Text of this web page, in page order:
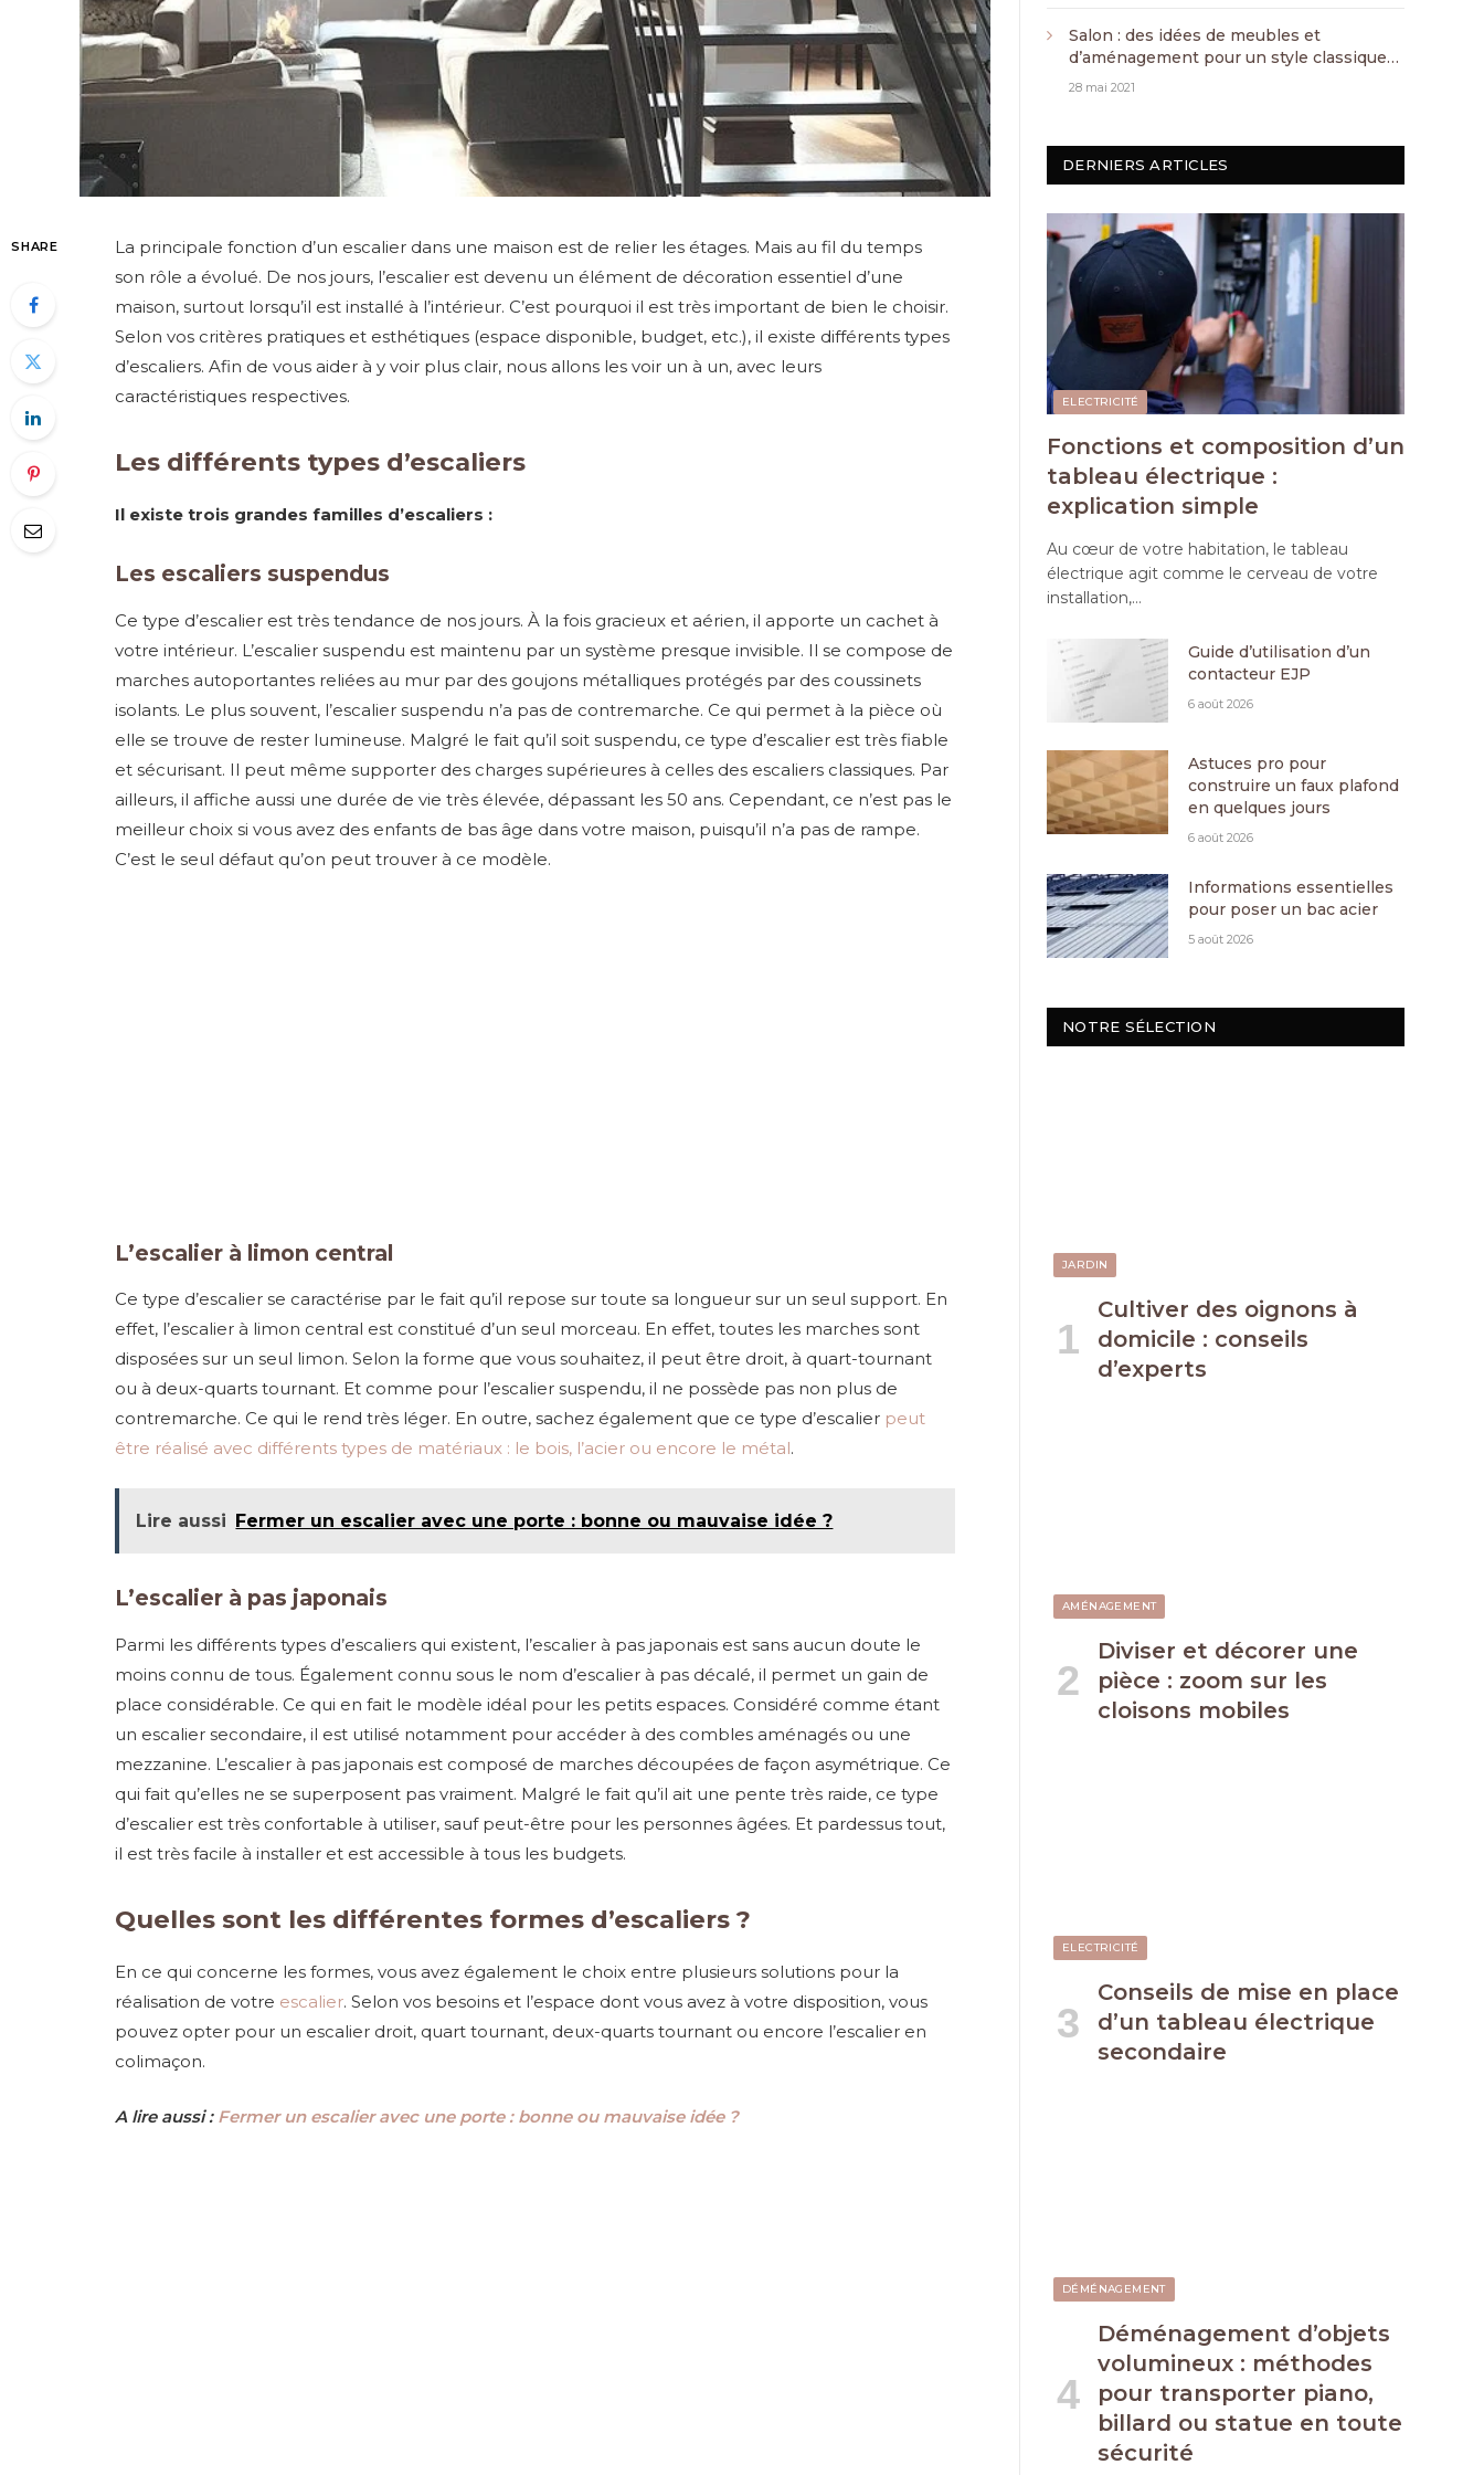
SHARE
La principale fonction d’un escalier dans une maison est de relier les étages. Mais au fil du temps
son rôle a évolué. De nos jours, l’escalier est devenu un élément de décoration essentiel d’une
maison, surtout lorsqu’il est installé à l’intérieur. C’est pourquoi il est très important de bien le choisir.
Selon vos critères pratiques et esthétiques (espace disponible, budget, etc.), il existe différents types
d’escaliers. Afin de vous aider à y voir plus clair, nous allons les voir un à un, avec leurs
caractéristiques respectives.
Les différents types d’escaliers
Il existe trois grandes familles d’escaliers :
Les escaliers suspendus
Ce type d’escalier est très tendance de nos jours. À la fois gracieux et aérien, il apporte un cachet à
votre intérieur. L’escalier suspendu est maintenu par un système presque invisible. Il se compose de
marches autoportantes reliées au mur par des goujons métalliques protégés par des coussinets
isolants. Le plus souvent, l’escalier suspendu n’a pas de contremarche. Ce qui permet à la pièce où
elle se trouve de rester lumineuse. Malgré le fait qu’il soit suspendu, ce type d’escalier est très fiable
et sécurisant. Il peut même supporter des charges supérieures à celles des escaliers classiques. Par
ailleurs, il affiche aussi une durée de vie très élevée, dépassant les 50 ans. Cependant, ce n’est pas le
meilleur choix si vous avez des enfants de bas âge dans votre maison, puisqu’il n’a pas de rampe.
C’est le seul défaut qu’on peut trouver à ce modèle.
L’escalier à limon central
Ce type d’escalier se caractérise par le fait qu’il repose sur toute sa longueur sur un seul support. En
effet, l’escalier à limon central est constitué d’un seul morceau. En effet, toutes les marches sont
disposées sur un seul limon. Selon la forme que vous souhaitez, il peut être droit, à quart-tournant
ou à deux-quarts tournant. Et comme pour l’escalier suspendu, il ne possède pas non plus de
contremarche. Ce qui le rend très léger. En outre, sachez également que ce type d’escalier peut
être réalisé avec différents types de matériaux : le bois, l’acier ou encore le métal.
Lire aussi Fermer un escalier avec une porte : bonne ou mauvaise idée ?
L’escalier à pas japonais
Parmi les différents types d’escaliers qui existent, l’escalier à pas japonais est sans aucun doute le
moins connu de tous. Également connu sous le nom d’escalier à pas décalé, il permet un gain de
place considérable. Ce qui en fait le modèle idéal pour les petits espaces. Considéré comme étant
un escalier secondaire, il est utilisé notamment pour accéder à des combles aménagés ou une
mezzanine. L’escalier à pas japonais est composé de marches découpées de façon asymétrique. Ce
qui fait qu’elles ne se superposent pas vraiment. Malgré le fait qu’il ait une pente très raide, ce type
d’escalier est très confortable à utiliser, sauf peut-être pour les personnes âgées. Et pardessus tout,
il est très facile à installer et est accessible à tous les budgets.
Quelles sont les différentes formes d’escaliers ?
En ce qui concerne les formes, vous avez également le choix entre plusieurs solutions pour la
réalisation de votre escalier. Selon vos besoins et l’espace dont vous avez à votre disposition, vous
pouvez opter pour un escalier droit, quart tournant, deux-quarts tournant ou encore l’escalier en
colimaçon.
A lire aussi : Fermer un escalier avec une porte : bonne ou mauvaise idée ?
Salon : des idées de meubles et
d’aménagement pour un style classique
chic
28 mai 2021
DERNIERS ARTICLES
ELECTRICITÉ
Fonctions et composition d’un
tableau électrique :
explication simple
Au cœur de votre habitation, le tableau
électrique agit comme le cerveau de votre
installation,…
Guide d’utilisation d’un
contacteur EJP
6 août 2026
Astuces pro pour
construire un faux plafond
en quelques jours
6 août 2026
Informations essentielles
pour poser un bac acier
5 août 2026
NOTRE SÉLECTION
JARDIN
Cultiver des oignons à
domicile : conseils
d’experts
AMÉNAGEMENT
Diviser et décorer une
pièce : zoom sur les
cloisons mobiles
ELECTRICITÉ
Conseils de mise en place
d’un tableau électrique
secondaire
DÉMÉNAGEMENT
Déménagement d’objets
volumineux : méthodes
pour transporter piano,
billard ou statue en toute
sécurité